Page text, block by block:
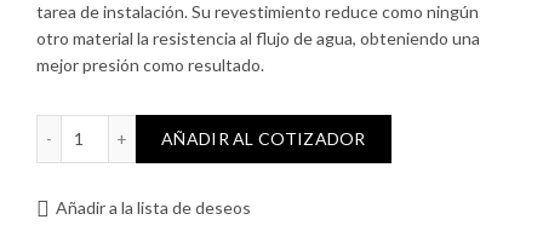
tarea de instalación. Su revestimiento reduce como ningún
otro material la resistencia al flujo de agua, obteniendo una
mejor presión como resultado.
Accesorio Unión Tubo-Tubo 40mm cantidad
AÑADIR AL COTIZADOR
Añadir a la lista de deseos